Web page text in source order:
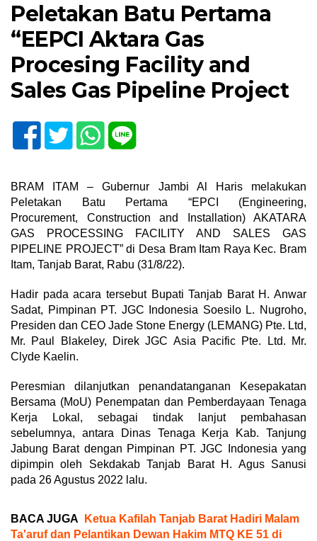
Peletakan Batu Pertama
“EEPCI Aktara Gas
Procesing Facility and
Sales Gas Pipeline Project
BRAM ITAM – Gubernur Jambi Al Haris melakukan
Peletakan Batu Pertama “EPCI (Engineering,
Procurement, Construction and Installation) AKATARA
GAS PROCESSING FACILITY AND SALES GAS
PIPELINE PROJECT” di Desa Bram Itam Raya Kec. Bram
Itam, Tanjab Barat, Rabu (31/8/22).
Hadir pada acara tersebut Bupati Tanjab Barat H. Anwar
Sadat, Pimpinan PT. JGC Indonesia Soesilo L. Nugroho,
Presiden dan CEO Jade Stone Energy (LEMANG) Pte. Ltd,
Mr. Paul Blakeley, Direk JGC Asia Pacific Pte. Ltd. Mr.
Clyde Kaelin.
Peresmian dilanjutkan penandatanganan Kesepakatan
Bersama (MoU) Penempatan dan Pemberdayaan Tenaga
Kerja Lokal, sebagai tindak lanjut pembahasan
sebelumnya, antara Dinas Tenaga Kerja Kab. Tanjung
Jabung Barat dengan Pimpinan PT. JGC Indonesia yang
dipimpin oleh Sekdakab Tanjab Barat H. Agus Sanusi
pada 26 Agustus 2022 lalu.
BACA JUGA
Ketua Kafilah Tanjab Barat Hadiri Malam
Ta'aruf dan Pelantikan Dewan Hakim MTQ KE 51 di